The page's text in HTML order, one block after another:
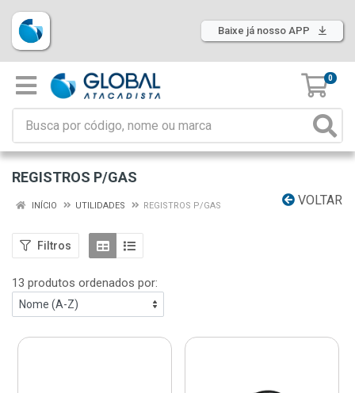
Baixe já nosso APP
0
REGISTROS P/GAS
VOLTAR
INÍCIO UTILIDADES REGISTROS P/GAS
Filtros
13 produtos ordenados por: